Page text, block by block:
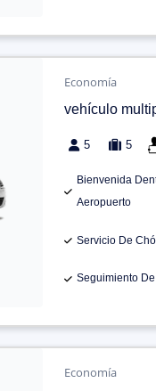
Economía
vehículo
5 5
Bienvenida
Aeropuerto
Servicio De
Seguimiento
Economía